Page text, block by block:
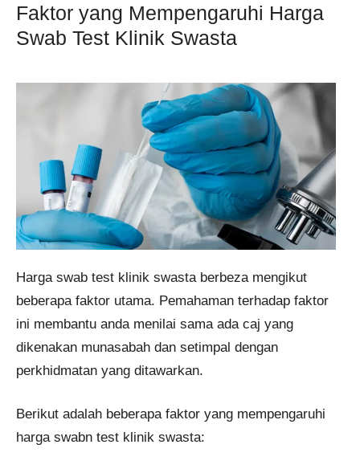
Faktor yang Mempengaruhi Harga
Swab Test Klinik Swasta
Harga swab test klinik swasta berbeza mengikut
beberapa faktor utama. Pemahaman terhadap faktor
ini membantu anda menilai sama ada caj yang
dikenakan munasabah dan setimpal dengan
perkhidmatan yang ditawarkan.
Berikut adalah beberapa faktor yang mempengaruhi
harga swabn test klinik swasta: